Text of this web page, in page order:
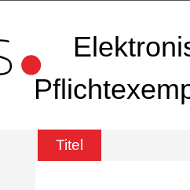
Titel